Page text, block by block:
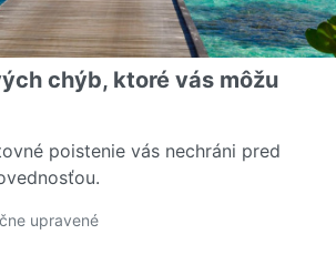
chýb, ktoré vás môžu
poistenie vás nechráni pred
upravené